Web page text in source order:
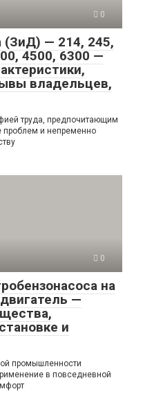
0
(ЗиД) — 214, 245,
4500, 6300 —
владельцев,
труда, предпочитающим
проблем и непременно
0
на
—
и
промышленности
в повседневной